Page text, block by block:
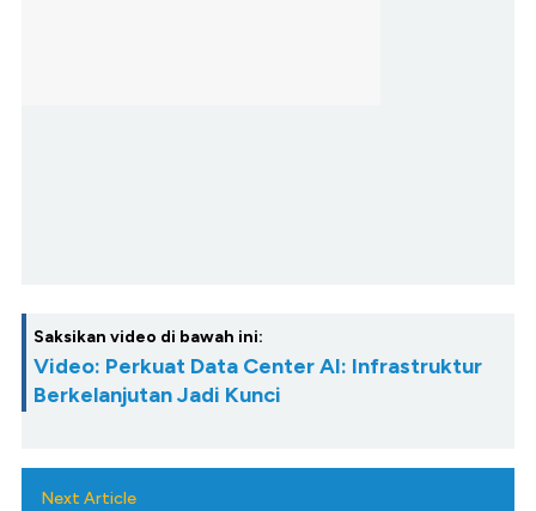
Saksikan video di bawah ini:
Video: Perkuat Data Center AI: Infrastruktur
Berkelanjutan Jadi Kunci
Next Article